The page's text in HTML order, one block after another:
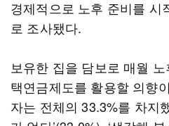
경제적으로 노후 준비를 시
로 조사됐다.
보유한 집을 담보로 매월
택연금제도를 활용할 의향
자는 전체의 33.3%를 차지